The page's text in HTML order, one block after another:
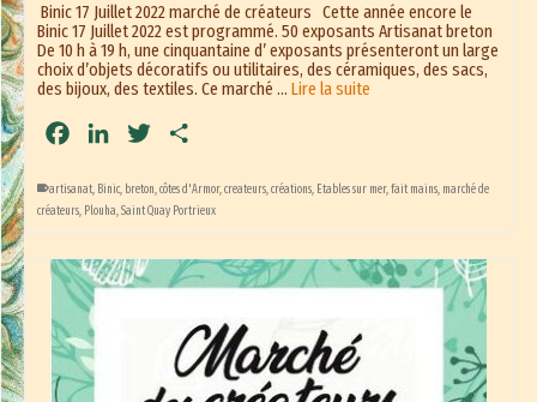
Binic 17 Juillet 2022 marché de créateurs Cette année encore le
Binic 17 Juillet 2022 est programmé. 50 exposants Artisanat breton
De 10 h à 19 h, une cinquantaine d’ exposants présenteront un large
choix d’objets décoratifs ou utilitaires, des céramiques, des sacs,
des bijoux, des textiles. Ce marché … Lire la suite
FacebookLinkedInTwitter
artisanat, Binic, breton,côtes d'Armor,createurs,créations, Etables sur mer,fait mains, marché de
créateurs, Plouha,Saint Quay Portrieux